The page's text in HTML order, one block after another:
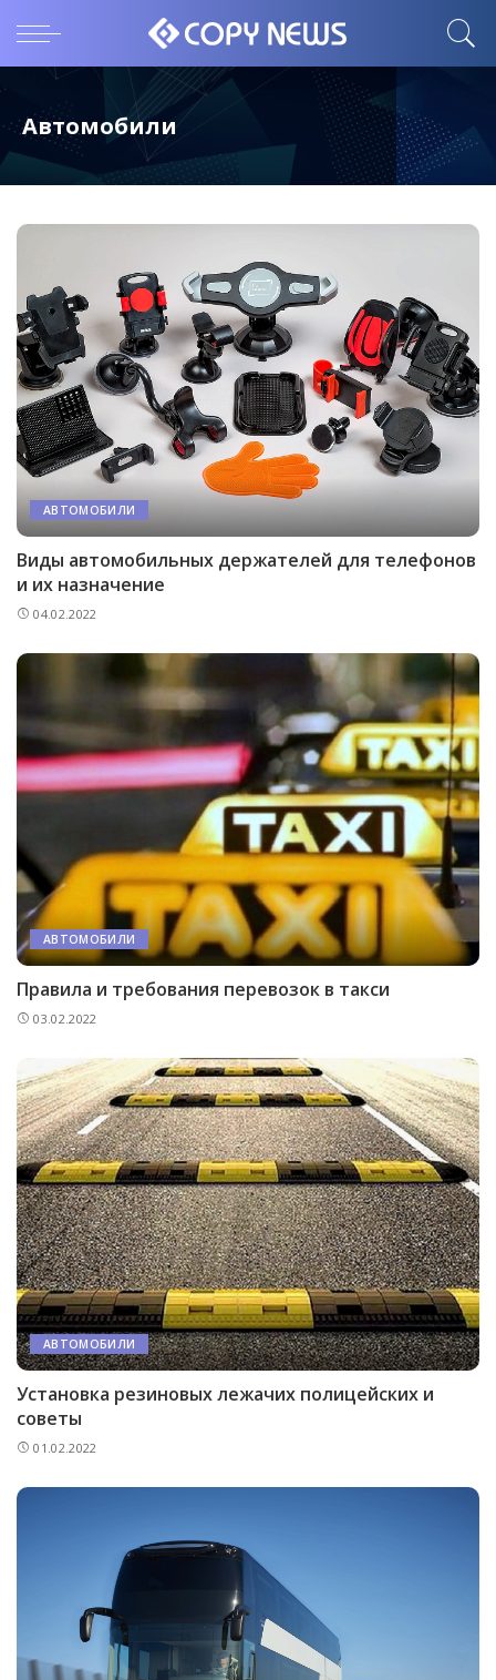
Автомобили
АВТОМОБИЛИ
Виды автомобильных держателей для телефонов
и их назначение
04.02.2022
АВТОМОБИЛИ
Правила и требования перевозок в такси
03.02.2022
АВТОМОБИЛИ
Установка резиновых лежачих полицейских и
советы
01.02.2022